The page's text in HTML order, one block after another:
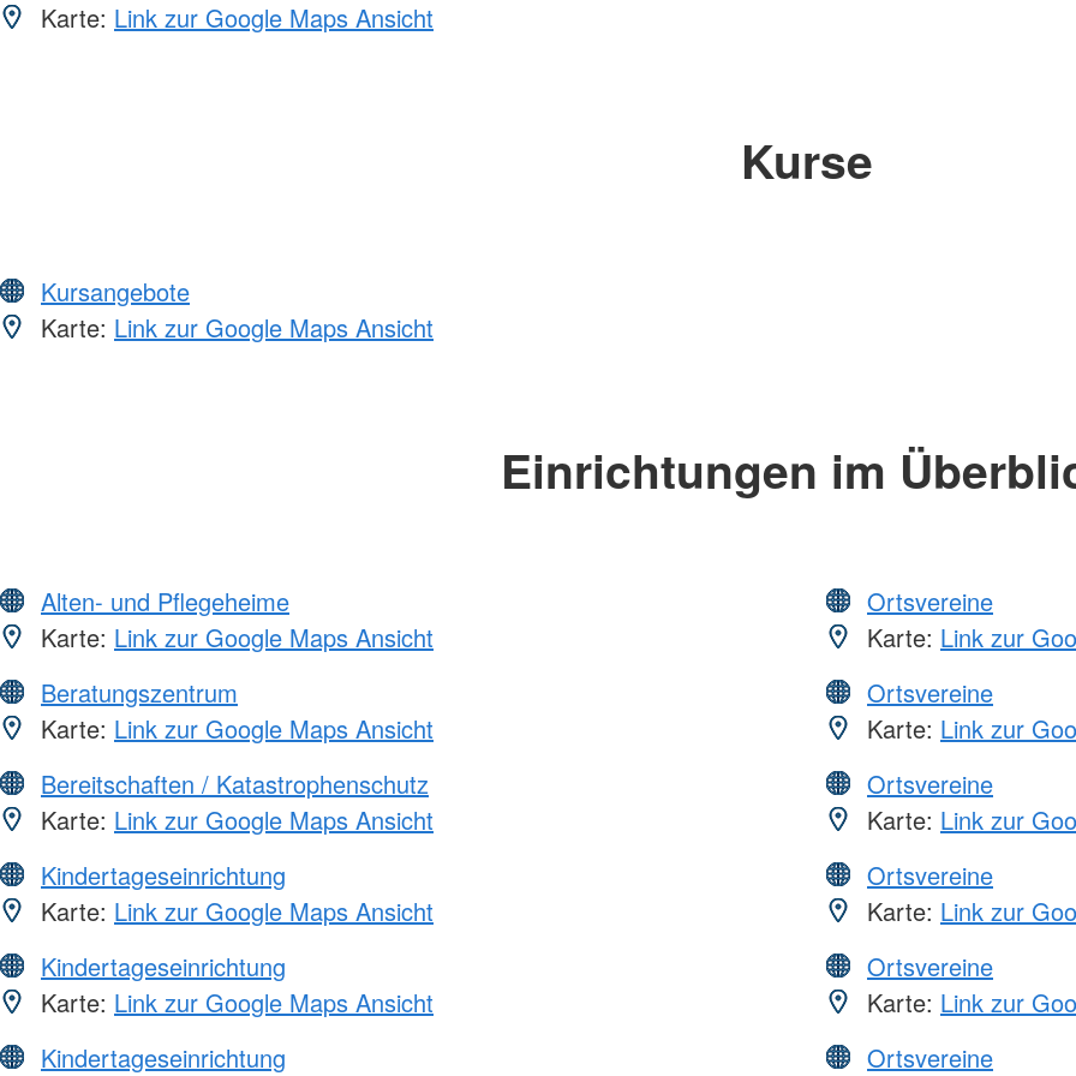
Karte: Link zur Google Maps Ansicht
Kurse
Kursangebote
Karte: Link zur Google Maps Ansicht
Einrichtungen im
Alten- und Pflegeheime
Karte: Link zur Google Maps Ansicht
Beratungszentrum
Karte: Link zur Google Maps Ansicht
Bereitschaften / Katastrophenschutz
Karte: Link zur Google Maps Ansicht
Kindertageseinrichtung
Karte: Link zur Google Maps Ansicht
Kindertageseinrichtung
Karte: Link zur Google Maps Ansicht
Kindertageseinrichtung
Ortsvereine
Karte: Link zur
Ortsvereine
Karte: Link zur
Ortsvereine
Karte: Link zur
Ortsvereine
Karte: Link zur
Ortsvereine
Karte: Link zur
Ortsvereine